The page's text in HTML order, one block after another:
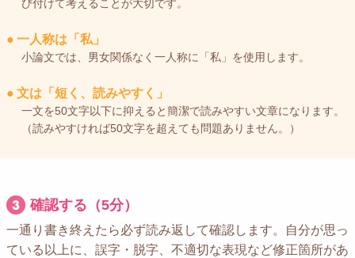
び付けて考えることが大切です。
● 一人称は「私」
小論文では、男女関係なく一人称に「私」を使用します。
● 文は「短く、読みやすく」
一文を50文字以下に抑えると簡潔で読みやすい文章になります。
（読みやすければ50文字を超えても問題ありません。）
確認する（5分）
一通り書き終えたら必ず読み返して確認します。自分が思っ
ている以上に、誤字・脱字、不適切な表現など修正箇所があ